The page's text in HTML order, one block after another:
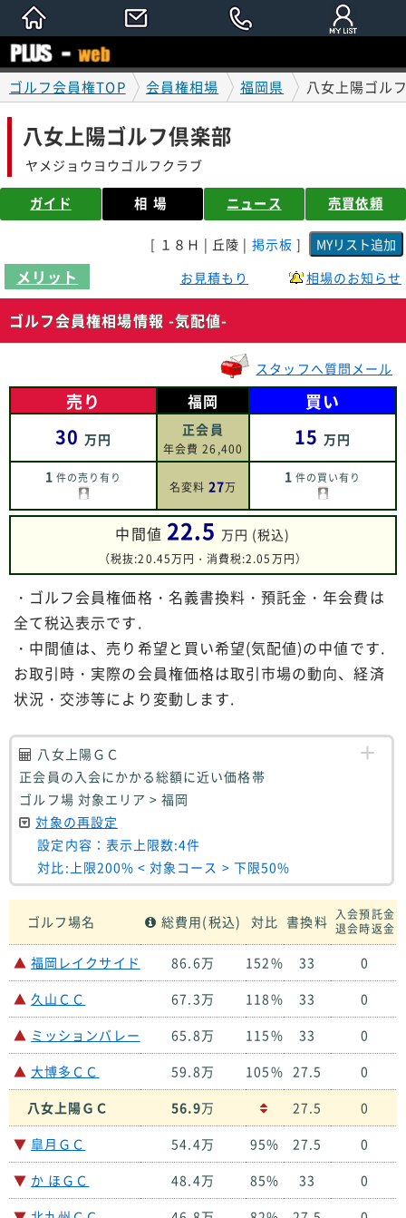
ゴルフ会員権TOP 会員権相場 福岡県 八女上陽ゴル
八女上陽ゴルフ倶楽部
ヤメジョウヨウゴルフクラブ
ガイド 相場 ニュース 売買依頼
[ １８Ｈ | 丘陵 | 掲示板 ]
メリット お見積もり 相場のお知らせ
ゴルフ会員権相場情報 -気配値-
スタッフへ質問メール
売り
30万円
1 件の売り有り
福岡
正会員
年会費 26,400
名変料27万
買い
15万円
1 件の買い有り
中間値 22.5 万円 (税込)
（税抜:20.45万円・消費税:2.05万円）
・ゴルフ会員権価格・名義書換料・預託金・年会費は
全て税込表示です.
・中間値は、売り希望と買い希望(気配値)の中値です.
お取引時・実際の会員権価格は取引市場の動向、経済
状況・交渉等により変動します.
八女上陽ＧＣ
正会員の入会にかかる総額に近い価格帯
ゴルフ場 対象エリア > 福岡
対象の再設定
設定内容：表示上限数:4件
対比:上限200% < 対象コース > 下限50%
ゴルフ場名 総費用(税込) 対比 書換料 入会預託金
退会時返金
▲ 福岡レイクサイド 86.6万 152% 33
0
▲ 久山ＣＣ 67.3万 118% 33
0
▲ ミッションバレー 65.8万 115% 33
0
▲ 大博多ＣＣ 59.8万 105% 27.5
0
八女上陽ＧＣ
56.9万 27.5
0
▼ 皐月ＧＣ 54.4万 95% 27.5
0
▼ か ほＧＣ 48.4万 85% 33
0